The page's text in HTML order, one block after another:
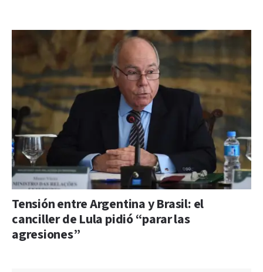
Tensión entre Argentina y Brasil: el
canciller de Lula pidió “parar las
agresiones”